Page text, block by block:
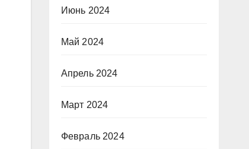
Июнь 2024
Май 2024
Апрель 2024
Март 2024
Февраль 2024